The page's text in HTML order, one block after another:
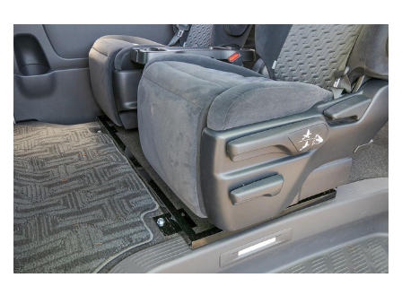
限らず、世界中で愛される名車とし
て、確固たる地位を築いている。ビジ
ネス、レジャー、趣味に至るまで、そ
の用途は数限りない。50年もの間、愛
されつづけるのはそんな懐の深さゆえ
といえるだろう。そんなハイエースの
50年の歴史にスポットを当て、歴代モ
デルとともに紹介する。
初代ハイエースH10系（1967〜1977
ワンボックスワゴンの歴史を変えた！
ハイエース ワゴン デラックス
（RH10G）／（1967.10）
ハイエ...